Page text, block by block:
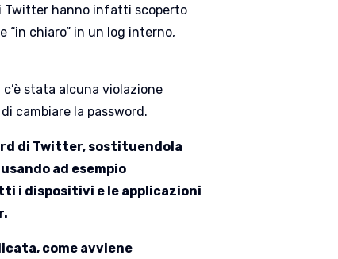
Twitter hanno infatti scoperto
“in chiaro” in un log interno,
stata alcuna violazione
cambiare la password.
di Twitter, sostituendola
ad esempio
i dispositivi e le applicazioni
come avviene